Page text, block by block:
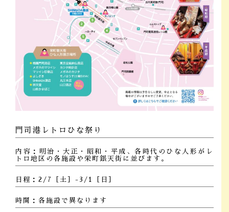
門司港レトロひな祭り
内容：明治・大正・昭和・平成、各時代のひな人形がレ
トロ地区の各施設や栄町銀天街に並びます。
日程：2/7［土］-3/1［日］
時間：各施設で異なります